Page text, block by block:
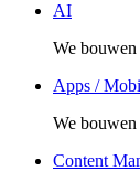
AI
We
Apps /
We bouwen
Content